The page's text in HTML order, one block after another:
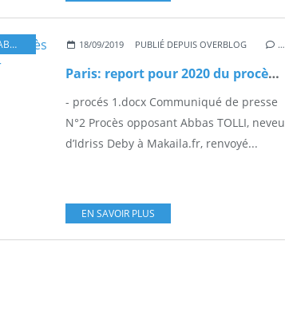
TOLLI, 18/09/2019 PUBLIÉ DEPUIS OVERBLOG …
Paris: report pour 2020 du procès Abbas Tolli Contre Makaila.fr
- procés 1.docx Communiqué de presse
N°2 Procès opposant Abbas TOLLI, neveu
d’Idriss Deby à Makaila.fr, renvoyé...
EN SAVOIR PLUS